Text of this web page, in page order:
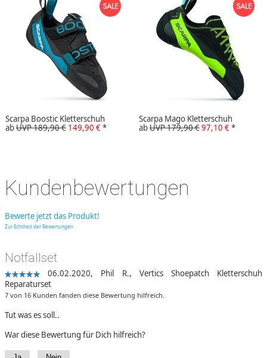
Scarpa Boostic Kletterschuh
abUVP 189,90 € 149,90 €*
Scarpa Mago Kletterschuh
abUVP 179,90 €97,10 €*
Kundenbewertungen
Bewerte jetzt das Produkt!
Zur Echtheit der Bewertungen
Notfallset
06.02.2020, Phil R., Vertics Shoepatch Kletterschuh
Reparaturset
7 von 16 Kunden fanden diese Bewertung hilfreich.
Tut was es soll..
War diese Bewertung für Dich hilfreich?